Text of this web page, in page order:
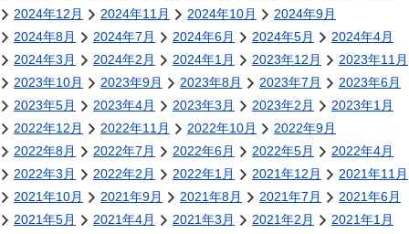
2024年12月
2024年11月 2024年10月
2024年9月
2024年8月
2024年7月 2024年6月 2024年5月
2024年4月
2024年3月
2024年2月 2024年1月 2023年12月
2023年11月
2023年10月
2023年9月 2023年8月 2023年7月
2023年6月
2023年5月
2023年4月 2023年3月 2023年2月
2023年1月
2022年12月
2022年11月 2022年10月
2022年9月
2022年8月
2022年7月 2022年6月 2022年5月
2022年4月
2022年3月
2022年2月 2022年1月 2021年12月
2021年11月
2021年10月
2021年9月 2021年8月 2021年7月
2021年6月
2021年5月
2021年4月 2021年3月 2021年2月
2021年1月